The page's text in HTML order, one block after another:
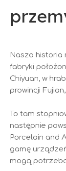
Nasza historia
fabryki
Chiyuan, w
prowincji
To tam
następnie
Porcelain and
gamę
mogą